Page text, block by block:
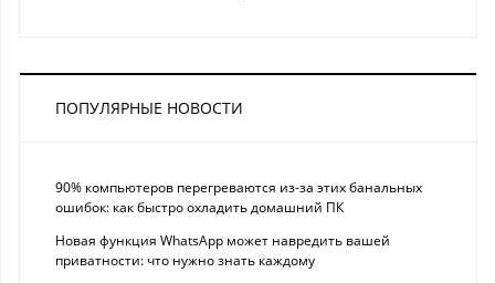
ПОПУЛЯРНЫЕ НОВОСТИ
90% компьютеров перегреваются из-за этих банальных
ошибок: как быстро охладить домашний ПК
Новая функция WhatsApp может навредить вашей
приватности: что нужно знать каждому